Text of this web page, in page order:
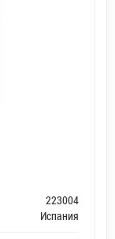
223004
Испания